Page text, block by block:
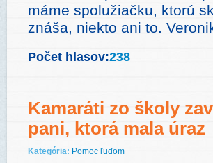
máme spolužiačku, ktorú
znáša, niekto ani to.
Počet hlasov:238
Kamaráti zo školy
pani, ktorá mala úraz
Kategória: Pomoc ľuďom